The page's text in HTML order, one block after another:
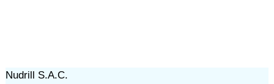
Nudrill S.A.C.